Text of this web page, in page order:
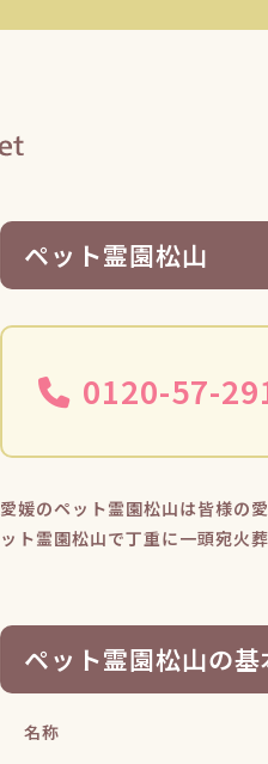
ペット霊園松山
0120-57-
愛媛のペット霊園松山は皆様の
ット霊園松山で丁重に一頭宛火
ペット霊園松山の
名称